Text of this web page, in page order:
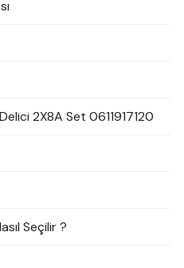
2X8A Set 0611917120
Seçilir ?